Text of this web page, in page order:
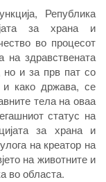
Република
за храна и
во процесот
на здравствената
но и за прв пат со
и како држава, се
тела на оваа
статус на
за храна и
на креатор на
на животните и
во областа.